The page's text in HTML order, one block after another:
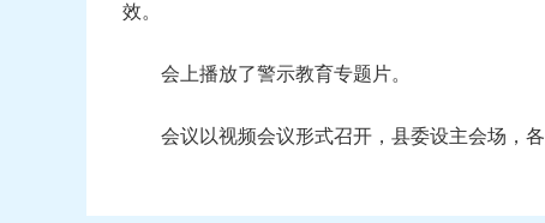
效。
会上播放了警示教育专题片。
会议以视频会议形式召开，县委设主会场，